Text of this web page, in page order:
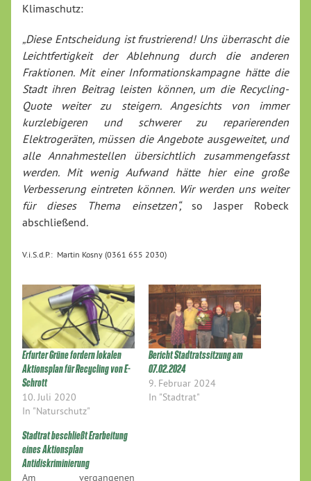
Klimaschutz:
„Diese Entscheidung ist frustrierend! Uns überrascht die
Leichtfertigkeit der Ablehnung durch die anderen
Fraktionen. Mit einer Informationskampagne hätte die
Stadt ihren Beitrag leisten können, um die Recycling-
Quote weiter zu steigern. Angesichts von immer
kurzlebigeren und schwerer zu reparierenden
Elektrogeräten, müssen die Angebote ausgeweitet, und
alle Annahmestellen übersichtlich zusammengefasst
werden. Mit wenig Aufwand hätte hier eine große
Verbesserung eintreten können. Wir werden uns weiter
für dieses Thema einsetzen“, so Jasper Robeck
abschließend.
V.i.S.d.P.: Martin Kosny (0361 655 2030)
Erfurter Grüne fordern lokalen
Aktionsplan für Recycling von E-
Schrott
10. Juli 2020
In "Naturschutz"
Bericht Stadtratssitzung am
07.02.2024
9. Februar 2024
In "Stadtrat"
Stadtrat beschließt Erarbeitung
eines Aktionsplan
Antidiskriminierung
Am vergangenen